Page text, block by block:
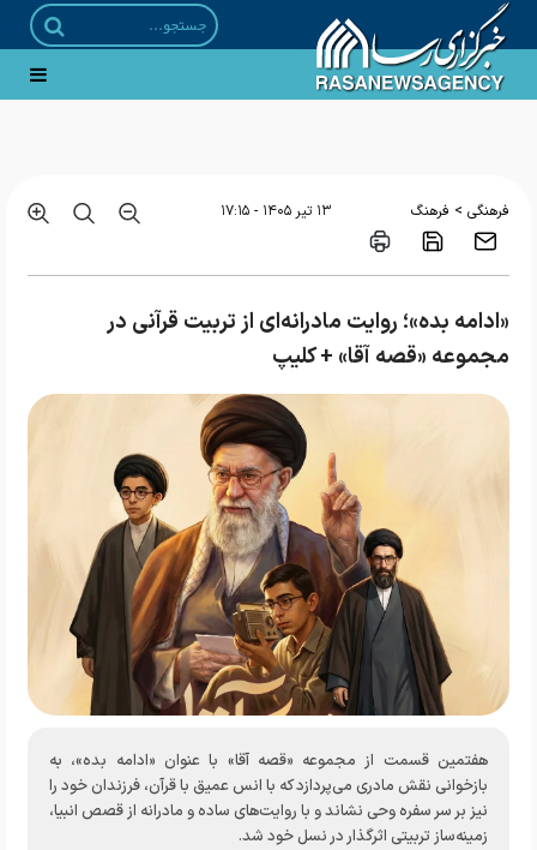
فرهنگی > فرهنگ ۱۳ تير ۱۴۰۵ - ۱۷:۱۵
«ادامه بده»؛ روایت مادرانه‌ای از تربیت قرآنی در
مجموعه «قصه آقا» + کلیپ
هفتمین قسمت از مجموعه «قصه آقا» با عنوان «ادامه بده»، به
بازخوانی نقش مادری می‌پردازد که با انس عمیق با قرآن، فرزندان خود را
نیز بر سر سفره وحی نشاند و با روایت‌های ساده و مادرانه از قصص انبیا،
زمینه‌ساز تربیتی اثرگذار در نسل خود شد.